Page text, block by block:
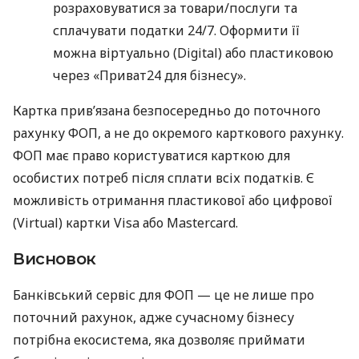
розраховуватися за товари/послуги та
сплачувати податки 24/7. Оформити її
можна віртуально (Digital) або пластиковою
через «Приват24 для бізнесу».
Картка прив’язана безпосередньо до поточного
рахунку ФОП, а не до окремого карткового рахунку.
ФОП має право користуватися карткою для
особистих потреб після сплати всіх податків. Є
можливість отримання пластикової або цифрової
(Virtual) картки Visa або Mastercard.
Висновок
Банківський сервіс для ФОП — це не лише про
поточний рахунок, адже сучасному бізнесу
потрібна екосистема, яка дозволяє приймати